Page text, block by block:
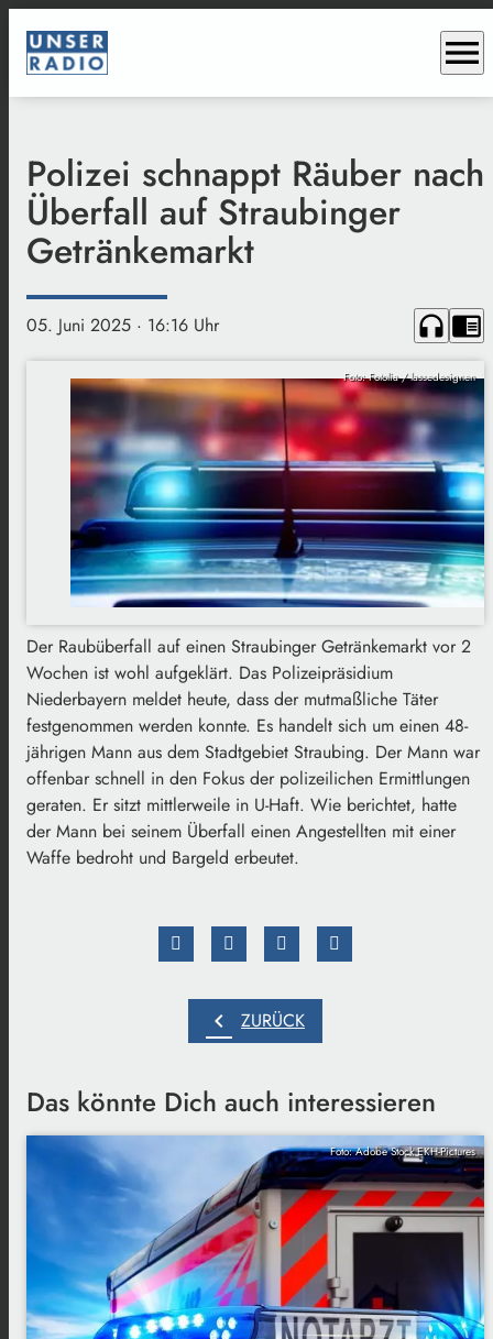
menu
Polizei schnappt Räuber nach
Überfall auf Straubinger
Getränkemarkt
05. Juni 2025 · 16:16 Uhr headphones chrome_reader_mode
Foto: Fotolia / lassedesignen
Der Raubüberfall auf einen Straubinger Getränkemarkt vor 2
Wochen ist wohl aufgeklärt. Das Polizeipräsidium
Niederbayern meldet heute, dass der mutmaßliche Täter
festgenommen werden konnte. Es handelt sich um einen 48-
jährigen Mann aus dem Stadtgebiet Straubing. Der Mann war
offenbar schnell in den Fokus der polizeilichen Ermittlungen
geraten. Er sitzt mittlerweile in U-Haft. Wie berichtet, hatte
der Mann bei seinem Überfall einen Angestellten mit einer
Waffe bedroht und Bargeld erbeutet.
chevron_left ZURÜCK
Das könnte Dich auch interessieren
Foto: Adobe Stock EKH-Pictures